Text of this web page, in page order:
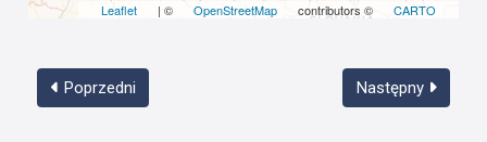
Leaflet | © OpenStreetMap contributors © CARTO
Poprzedni Następny